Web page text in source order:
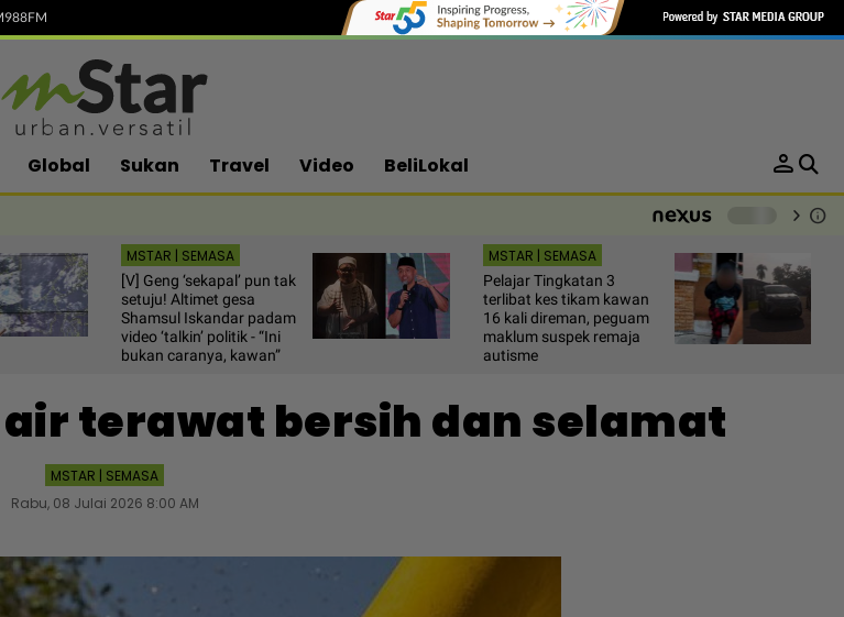
988FM
Global Sukan Travel Video BeliLokal person
chevron_right info
MSTAR | SEMASA
[V] Geng ‘sekapal’ pun tak
setuju! Altimet gesa
Shamsul Iskandar padam
video ‘talkin’ politik - “Ini
bukan caranya, kawan”
MSTAR | SEMASA
Pelajar Tingkatan 3
terlibat kes tikam kawan
16 kali direman, peguam
maklum suspek remaja
autisme
terawat bersih dan selamat
MSTAR | SEMASA
Rabu, 08 Julai 2026 8:00 AM